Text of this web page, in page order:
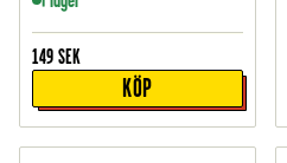
149 SEK
KÖP